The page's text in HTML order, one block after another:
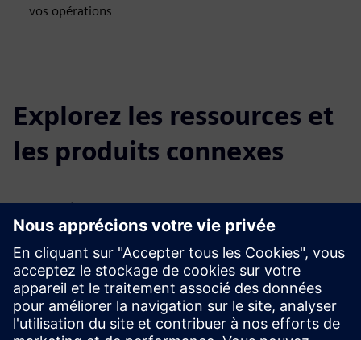
vos opérations
Explorez les ressources et
les produits connexes
Renseignements et ressources
supplémentaires
Livre blanc
En savoir plus
Conditions préalables